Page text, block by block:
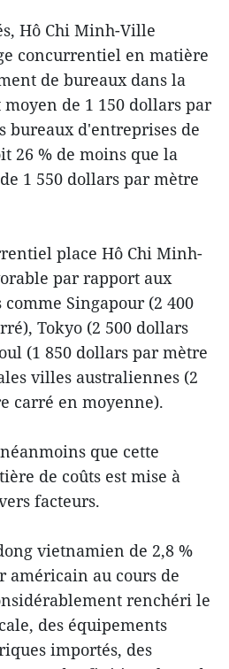
Hô Chi Minh-Ville
concurrentiel en matière
de bureaux dans la
de 1 150 dollars par
bureaux d'entreprises de
26 % de moins que la
1 550 dollars par mètre
place Hô Chi Minh-
par rapport aux
Singapour (2 400
Tokyo (2 500 dollars
(1 850 dollars par mètre
villes australiennes (2
carré en moyenne).
que cette
de coûts est mise à
facteurs.
vietnamien de 2,8 %
américain au cours de
renchéri le
des équipements
importés, des